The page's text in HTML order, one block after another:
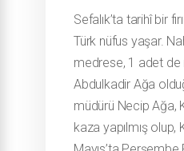
Sefalık’ta tarihî bir
Türk nüfus yaşar.
medrese, 1 adet de
Abdulkadir Ağa
müdürü Necip Ağa,
kaza yapılmış